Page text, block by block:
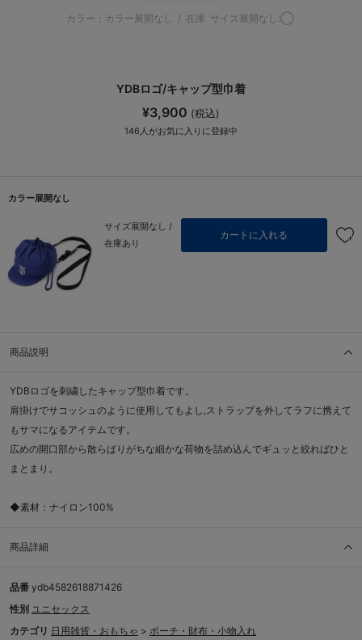
カラー：カラー展開なし / 在庫 サイズ展開なし:◯
YDBロゴ/キャップ型巾着
¥3,900 (税込)
146 人がお気に入りに登録中
カラー展開なし
サイズ展開なし /
在庫あり
カートに入れる
商品説明
YDBロゴを刺繍したキャップ型巾着です。
肩掛けでサコッシュのように使用してもよし,ストラップを外してラフに携えて
もサマになるアイテムです。
広めの開口部から散らばりがちな細かな荷物を詰め込んでギュッと絞ればひと
まとまり。
◆素材：ナイロン100%
商品詳細
品番 ydb4582618871426
性別 ユニセックス
カテゴリ 日用雑貨・おもちゃ > ポーチ・財布・小物入れ